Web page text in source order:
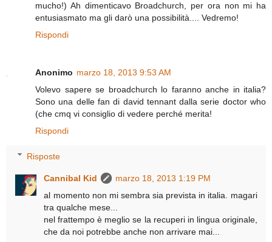
mucho!) Ah dimenticavo Broadchurch, per ora non mi ha
entusiasmato ma gli darò una possibilità.... Vedremo!
Rispondi
Anonimo marzo 18, 2013 9:53 AM
Volevo sapere se broadchurch lo faranno anche in italia?
Sono una delle fan di david tennant dalla serie doctor who
(che cmq vi consiglio di vedere perché merita!
Rispondi
Risposte
Cannibal Kid
marzo 18, 2013 1:19 PM
al momento non mi sembra sia prevista in italia. magari
tra qualche mese...
nel frattempo è meglio se la recuperi in lingua originale,
che da noi potrebbe anche non arrivare mai...